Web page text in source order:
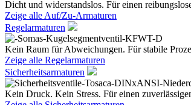
Dicht und widerstandslos. Für einen
Zeige alle Auf/Zu-Armaturen
Regelarmaturen
Kein Raum für Abweichungen. Für stabile
Zeige alle Regelarmaturen
Sicherheitsarmaturen
Kein Druck. Kein Stress. Für einen